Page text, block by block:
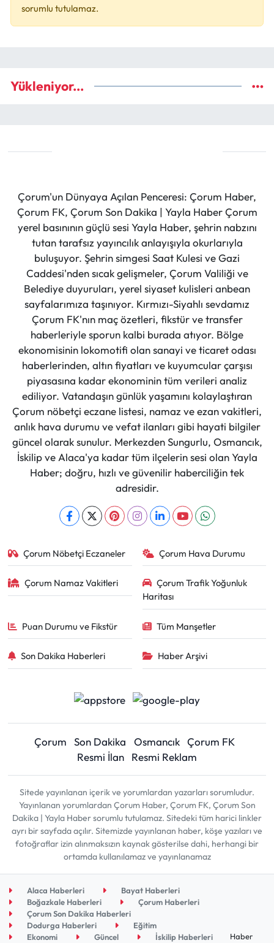
sorumlu tutulamaz.
Yükleniyor...
Çorum'un Dünyaya Açılan Penceresi: Çorum Haber,
Çorum FK, Çorum Son Dakika | Yayla Haber Çorum
yerel basınının güçlü sesi Yayla Haber, şehrin nabzını
tutan tarafsız yayıncılık anlayışıyla okurlarıyla
buluşuyor. Şehrin simgesi Saat Kulesi ve Gazi
Caddesi'nden sıcak gelişmeler, Çorum Valiliği ve
Belediye duyuruları, yerel siyaset kulisleri anbean
sayfalarımıza taşınıyor. Kırmızı-Siyahlı sevdamız
Çorum FK'nın maç özetleri, fikstür ve transfer
haberleriyle sporun kalbi burada atıyor. Bölge
ekonomisinin lokomotifi olan sanayi ve ticaret odası
haberlerinden, altın fiyatları ve kuyumcular çarşısı
piyasasına kadar ekonominin tüm verileri analiz
ediliyor. Vatandaşın günlük yaşamını kolaylaştıran
Çorum nöbetçi eczane listesi, namaz ve ezan vakitleri,
anlık hava durumu ve vefat ilanları gibi hayati bilgiler
güncel olarak sunulur. Merkezden Sungurlu, Osmancık,
İskilip ve Alaca'ya kadar tüm ilçelerin sesi olan Yayla
Haber; doğru, hızlı ve güvenilir haberciliğin tek
adresidir.
Çorum Nöbetçi Eczaneler Çorum Hava Durumu
Çorum Namaz Vakitleri
Çorum Trafik Yoğunluk
Haritası
Puan Durumu ve Fikstür Tüm Manşetler
Son Dakika Haberleri Haber Arşivi
Çorum Son Dakika Osmancık Çorum FK
Resmi İlan
Resmi Reklam
Sitede yayınlanan içerik ve yorumlardan yazarları sorumludur.
Yayınlanan yorumlardan Çorum Haber, Çorum FK, Çorum Son
Dakika | Yayla Haber sorumlu tutulamaz. Sitedeki tüm harici linkler
ayrı bir sayfada açılır. Sitemizde yayınlanan haber, köşe yazıları ve
fotoğraflar izin alınmaksızın kaynak gösterilse dahi, herhangi bir
ortamda kullanılamaz ve yayınlanamaz
Alaca Haberleri
Bayat Haberleri
Boğazkale Haberleri
Çorum Haberleri
Çorum Son Dakika Haberleri
Dodurga Haberleri
Eğitim
Ekonomi
Güncel İskilip Haberleri Haber